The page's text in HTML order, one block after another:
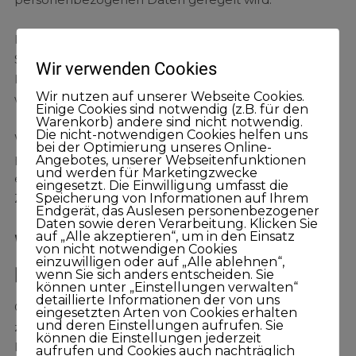
Hierbei werden Vereinbarungen mit EU-
Standardvertragsklauseln, die von der Europäischen
Kommission als das europäische Datenschutzniveau
wahrend, anerkannt sind.
Weiterhin ist der Zugang zu Bereichen, in denen
personenbezogene Daten gespeichert werden,
eingeschränkt und durch persönliche
Zugangskennungen geschützt.
Wie lange speichere ich
personenbezogene Daten?
Grundsätzlich können Sie Ihre Vertragsbeziehungen
zu mir jederzeit beenden, beispielsweise durch
Löschung Ihres Kontos oder Kündigung Ihres
Wir verwenden Cookies
Wir nutzen auf unserer Webseite Cookies.
Einige Cookies sind notwendig (z.B. für den
Warenkorb) andere sind nicht notwendig.
Die nicht-notwendigen Cookies helfen uns
bei der Optimierung unseres Online-
Angebotes, unserer Webseitenfunktionen
und werden für Marketingzwecke
eingesetzt. Die Einwilligung umfasst die
Speicherung von Informationen auf Ihrem
Endgerät, das Auslesen personenbezogener
Daten sowie deren Verarbeitung. Klicken Sie
auf „Alle akzeptieren“, um in den Einsatz
von nicht notwendigen Cookies
einzuwilligen oder auf „Alle ablehnen“,
wenn Sie sich anders entscheiden. Sie
können unter „Einstellungen verwalten“
detaillierte Informationen der von uns
eingesetzten Arten von Cookies erhalten
und deren Einstellungen aufrufen. Sie
können die Einstellungen jederzeit
aufrufen und Cookies auch nachträglich